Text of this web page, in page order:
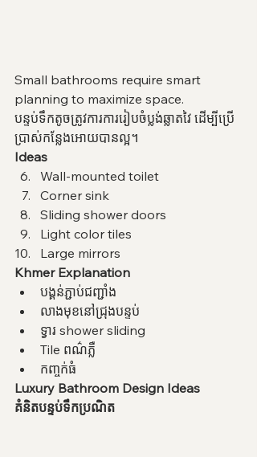
Small bathrooms require smart
planning to maximize space.
បន្ទប់ទឹកតូចត្រូវការការរៀបចំប្លង់ឆ្លាតវៃ ដើម្បីប្រើ
ប្រាស់កន្លែងអោយបានល្អ។
Ideas
Wall-mounted toilet
Corner sink
Sliding shower doors
Light color tiles
Large mirrors
Khmer Explanation
បង្គន់ភ្ជាប់ជញ្ជាំង
លាងមុខនៅជ្រុងបន្ទប់
ទ្វារ shower sliding
Tile ពណ៌ភ្លឺ
កញ្ចក់ធំ
Luxury Bathroom Design Ideas
គំនិតបន្ទប់ទឹកប្រណិត